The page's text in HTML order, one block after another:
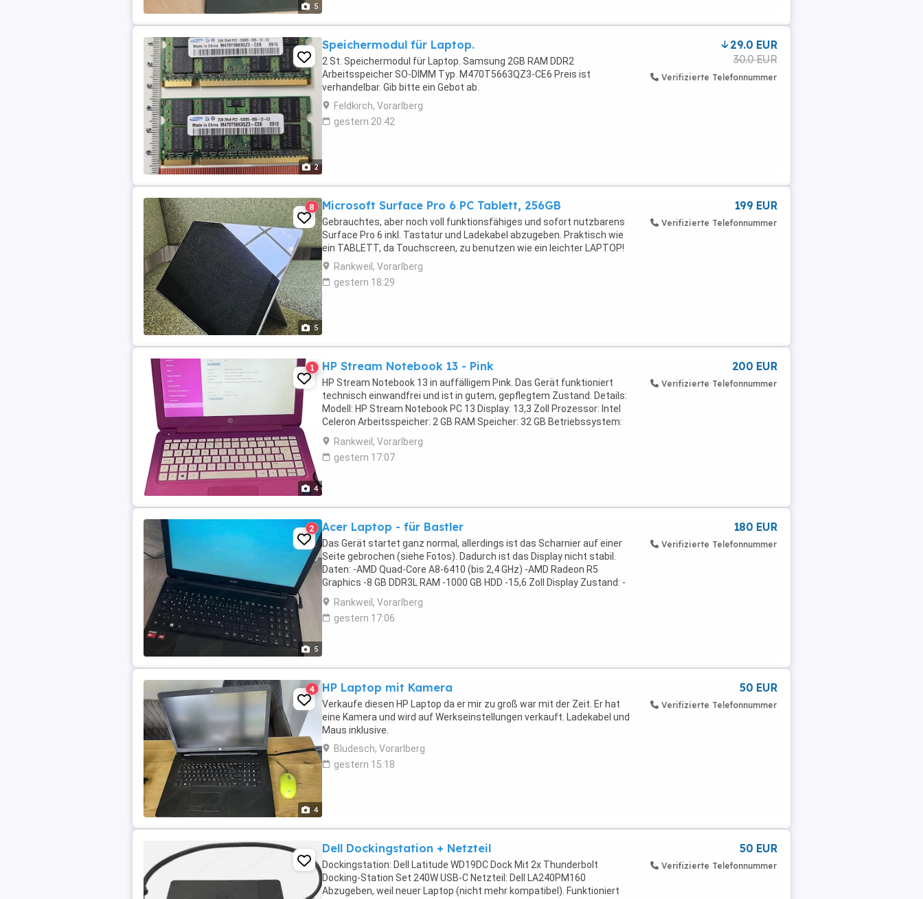
5
2
Speichermodul für Laptop.
2 St. Speichermodul für Laptop. Samsung 2GB RAM DDR2
Arbeitsspeicher SO-DIMM Typ. M470T5663QZ3-CE6 Preis ist
verhandelbar. Gib bitte ein Gebot ab.
Feldkirch, Vorarlberg
gestern 20:42
29.0 EUR
30.0 EUR
Verifizierte Telefonnummer
5
8 Microsoft Surface Pro 6 PC Tablett, 256GB
Gebrauchtes, aber noch voll funktionsfähiges und sofort nutzbarens
Surface Pro 6 inkl. Tastatur und Ladekabel abzugeben. Praktisch wie
ein TABLETT, da Touchscreen, zu benutzen wie ein leichter LAPTOP!
Rankweil, Vorarlberg
gestern 18:29
199 EUR
Verifizierte Telefonnummer
4
1 HP Stream Notebook 13 - Pink
HP Stream Notebook 13 in auffälligem Pink. Das Gerät funktioniert
technisch einwandfrei und ist in gutem, gepflegtem Zustand. Details:
Modell: HP Stream Notebook PC 13 Display: 13,3 Zoll Prozessor: Intel
Celeron Arbeitsspeicher: 2 GB RAM Speicher: 32 GB Betriebssystem:
Windows 8.1 Farbe: Pink inkl. ...
Rankweil, Vorarlberg
gestern 17:07
200 EUR
Verifizierte Telefonnummer
5
2 Acer Laptop - für Bastler
Das Gerät startet ganz normal, allerdings ist das Scharnier auf einer
Seite gebrochen (siehe Fotos). Dadurch ist das Display nicht stabil.
Daten: -AMD Quad-Core A8-6410 (bis 2,4 GHz) -AMD Radeon R5
Graphics -8 GB DDR3L RAM -1000 GB HDD -15,6 Zoll Display Zustand: -
Scharnier beschädigt -Display funktioniert -Tastatur ...
Rankweil, Vorarlberg
gestern 17:06
180 EUR
Verifizierte Telefonnummer
4
4 HP Laptop mit Kamera
Verkaufe diesen HP Laptop da er mir zu groß war mit der Zeit. Er hat
eine Kamera und wird auf Werkseinstellungen verkauft. Ladekabel und
Maus inklusive.
Bludesch, Vorarlberg
gestern 15:18
50 EUR
Verifizierte Telefonnummer
Dell Dockingstation + Netzteil
Dockingstation: Dell Latitude WD19DC Dock Mit 2x Thunderbolt
Docking-Station Set 240W USB-C Netzteil: Dell LA240PM160
Abzugeben, weil neuer Laptop (nicht mehr kompatibel). Funktioniert
50 EUR
Verifizierte Telefonnummer